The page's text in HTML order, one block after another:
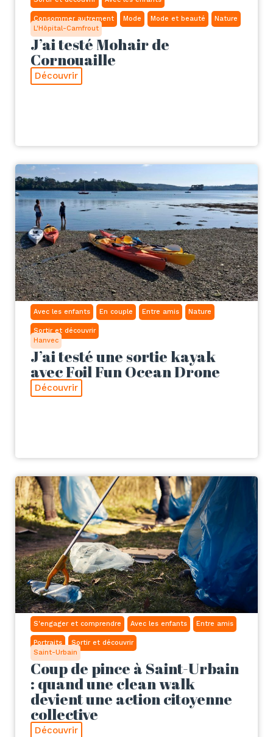
Consommer autrement Mode Mode et beauté
Nature
L'Hôpital-Camfrout
J’ai testé Mohair de
Cornouaille
Découvrir
Avec les enfants En couple Entre amis Nature
Sortir et découvrir
Hanvec
J’ai testé une sortie kayak
avec Foil Fun Ocean Drone
Découvrir
S'engager et comprendre Avec les enfants Entre amis
Portraits
Sortir et découvrir
Saint-Urbain
Coup de pince à Saint-Urbain
: quand une clean walk
devient une action citoyenne
collective
Découvrir